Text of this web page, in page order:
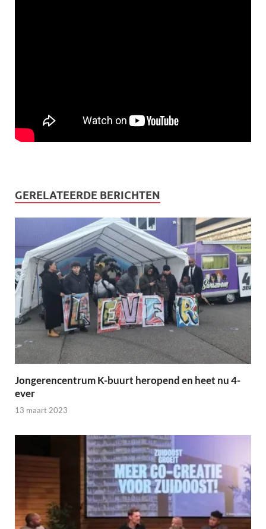
GERELATEERDE BERICHTEN
Jongerencentrum K-buurt heropend en heet nu 4-
ever
13 maart 2023